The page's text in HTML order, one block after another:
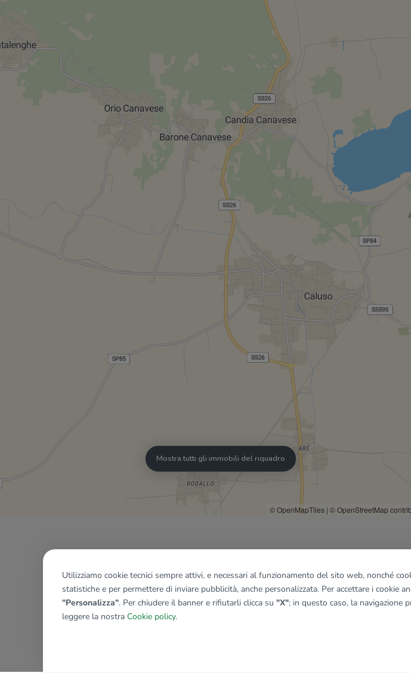
© OpenMapTiles| © OpenStreetMap
Mostra tutti gli immobili del riquadro
Utilizziamo cookie tecnici sempre attivi, e necessari al funzionamento del sito web, nonché
statistiche e per permettere di inviare pubblicità, anche personalizzata. Per accettare i cookie
"Personalizza". Per chiudere il banner e rifiutarli clicca su "X"; in questo caso, la navigazione
leggere la nostra Cookie policy.